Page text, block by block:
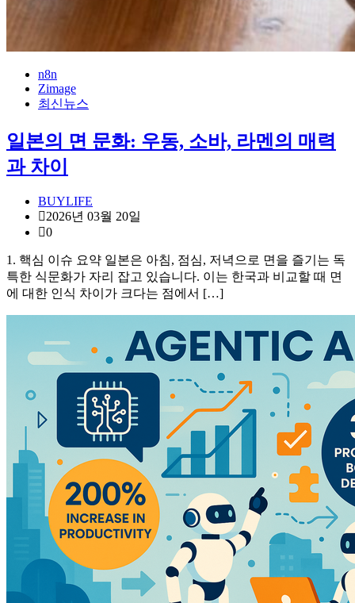
n8n
Zimage
최신뉴스
일본의 면 문화: 우동, 소바, 라멘의 매력
과 차이
BUYLIFE
2026년 03월 20일
0
1. 핵심 이슈 요약 일본은 아침, 점심, 저녁으로 면을 즐기는 독
특한 식문화가 자리 잡고 있습니다. 이는 한국과 비교할 때 면
에 대한 인식 차이가 크다는 점에서 […]